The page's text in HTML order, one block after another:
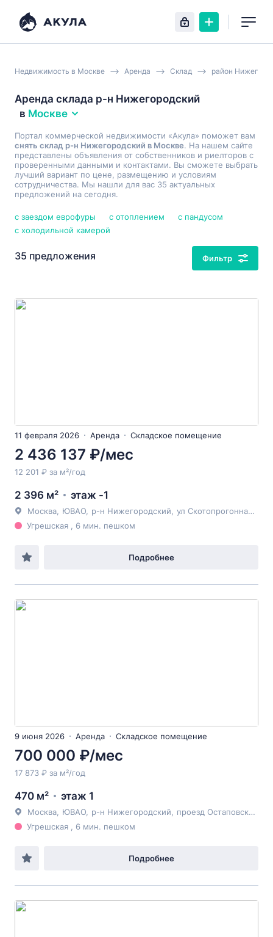
Недвижимость в Москве Аренда Склад район
Аренда склада р-н Нижегородский
в Москве
Портал коммерческой недвижимости «Акула» поможет вам
снять склад р-н Нижегородский в Москве. На нашем сайте
представлены объявления от собственников и риелторов с
проверенными данными и контактами. Вы сможете выбрать
лучший вариант по цене, размещению и условиям
сотрудничества. Мы нашли для вас 35 актуальных
предложений на сегодня.
с заездом еврофуры с отоплением
с пандусом
с холодильной камерой
35 предложения Фильтр
11 февраля 2026 Аренда Складское помещение
2 436 137 ₽/мес
12 201 ₽ за м²/год
2 396 м² этаж -1
Москва ЮВАО р-н Нижегородский ул Скотопрогонная ,
Угрешская , 6 мин. пешком
Подробнее
9 июня 2026 Аренда Складское помещение
700 000 ₽/мес
17 873 ₽ за м²/год
470 м² этаж 1
Москва ЮВАО р-н Нижегородский проезд Остаповский
Угрешская , 6 мин. пешком
Подробнее